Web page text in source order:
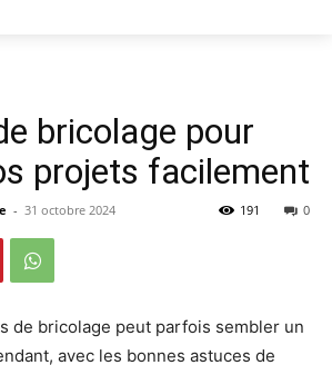
bricolage pour
projets facilement
- 31 octobre 2024 0
191
de bricolage peut parfois sembler un
avec les bonnes astuces de